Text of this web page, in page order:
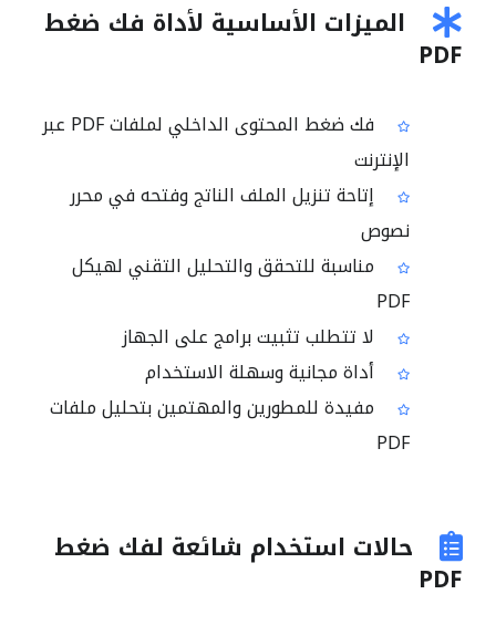
الميزات الأساسية لأداة فك ضغط
PDF
فك ضغط المحتوى الداخلي لملفات PDF عبر
الإنترنت
إتاحة تنزيل الملف الناتج وفتحه في محرر
نصوص
مناسبة للتحقق والتحليل التقني لهيكل
PDF
لا تتطلب تثبيت برامج على الجهاز
أداة مجانية وسهلة الاستخدام
مفيدة للمطورين والمهتمين بتحليل ملفات
PDF
حالات استخدام شائعة لفك ضغط
PDF